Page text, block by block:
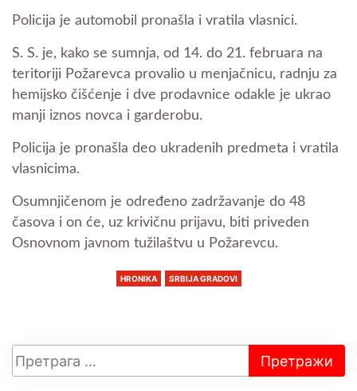
Policija je automobil pronašla i vratila vlasnici.
S. S. je, kako se sumnja, od 14. do 21. februara na
teritoriji Požarevca provalio u menjačnicu, radnju za
hemijsko čišćenje i dve prodavnice odakle je ukrao
manji iznos novca i garderobu.
Policija je pronašla deo ukradenih predmeta i vratila
vlasnicima.
Osumnjičenom je određeno zadržavanje do 48
časova i on će, uz krivičnu prijavu, biti priveden
Osnovnom javnom tužilaštvu u Požarevcu.
HRONIKA SRBIJA GRADOVI